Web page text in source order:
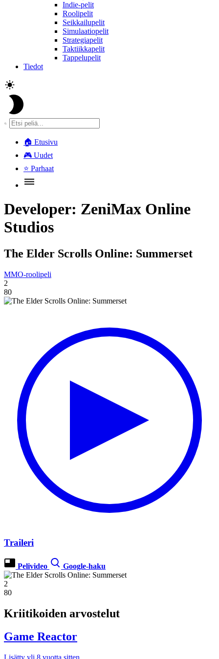
Indie-pelit
Roolipelit
Seikkailupelit
Simulaatiopelit
Strategiapelit
Taktiikkapelit
Tappelupelit
Tiedot
🏠 Etusivu
🎮 Uudet
⭐ Parhaat
Developer: ZeniMax Online
Studios
The Elder Scrolls Online: Summerset
MMO-roolipeli
2
80
Traileri
Pelivideo Google-haku
2
80
Kriitikoiden arvostelut
Game Reactor
Lisätty yli 8 vuotta sitten